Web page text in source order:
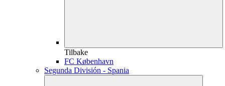
Tilbake
FC København
Segunda División - Spania